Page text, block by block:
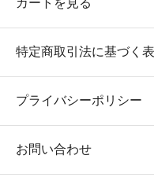
カートを見る
特定商取引法に基づく
プライバシーポリシー
お問い合わせ